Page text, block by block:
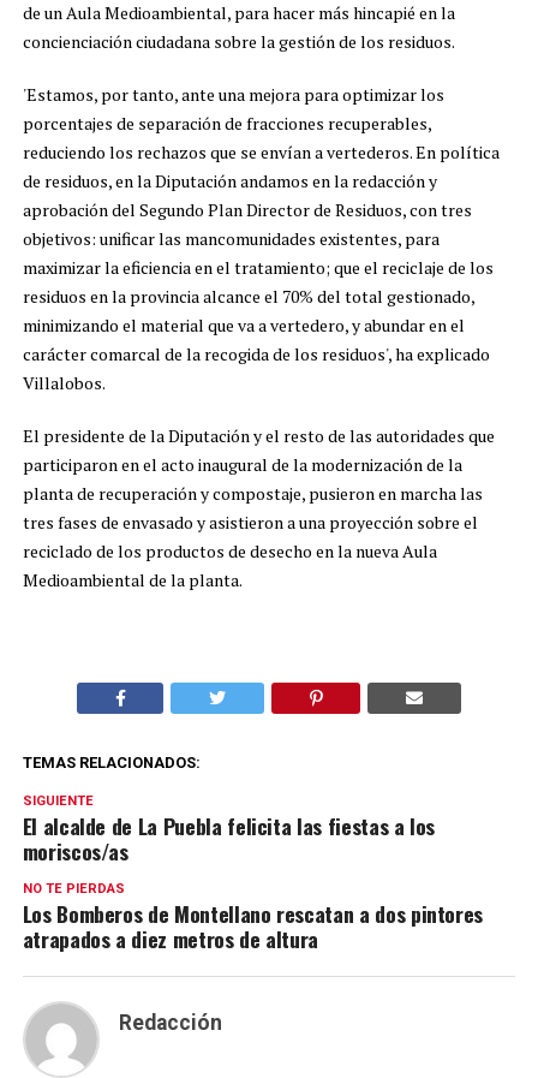
de un Aula Medioambiental, para hacer más hincapié en la
concienciación ciudadana sobre la gestión de los residuos.
'Estamos, por tanto, ante una mejora para optimizar los
porcentajes de separación de fracciones recuperables,
reduciendo los rechazos que se envían a vertederos. En política
de residuos, en la Diputación andamos en la redacción y
aprobación del Segundo Plan Director de Residuos, con tres
objetivos: unificar las mancomunidades existentes, para
maximizar la eficiencia en el tratamiento; que el reciclaje de los
residuos en la provincia alcance el 70% del total gestionado,
minimizando el material que va a vertedero, y abundar en el
carácter comarcal de la recogida de los residuos', ha explicado
Villalobos.
El presidente de la Diputación y el resto de las autoridades que
participaron en el acto inaugural de la modernización de la
planta de recuperación y compostaje, pusieron en marcha las
tres fases de envasado y asistieron a una proyección sobre el
reciclado de los productos de desecho en la nueva Aula
Medioambiental de la planta.
TEMAS RELACIONADOS:
SIGUIENTE
El alcalde de La Puebla felicita las fiestas a los
moriscos/as
NO TE PIERDAS
Los Bomberos de Montellano rescatan a dos pintores
atrapados a diez metros de altura
Redacción